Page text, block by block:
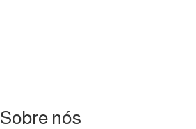
Sobre nós